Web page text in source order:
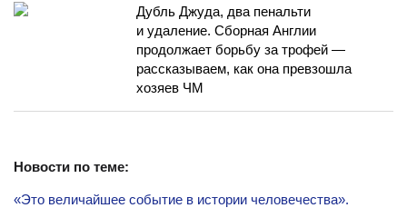
Дубль Джуда, два пенальти
и удаление. Сборная Англии
продолжает борьбу за трофей —
рассказываем, как она превзошла
хозяев ЧМ
Новости по теме:
«Это величайшее событие в истории человечества».